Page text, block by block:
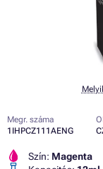
Megr. száma
1IHPCZ111AENG
Szín: Magenta